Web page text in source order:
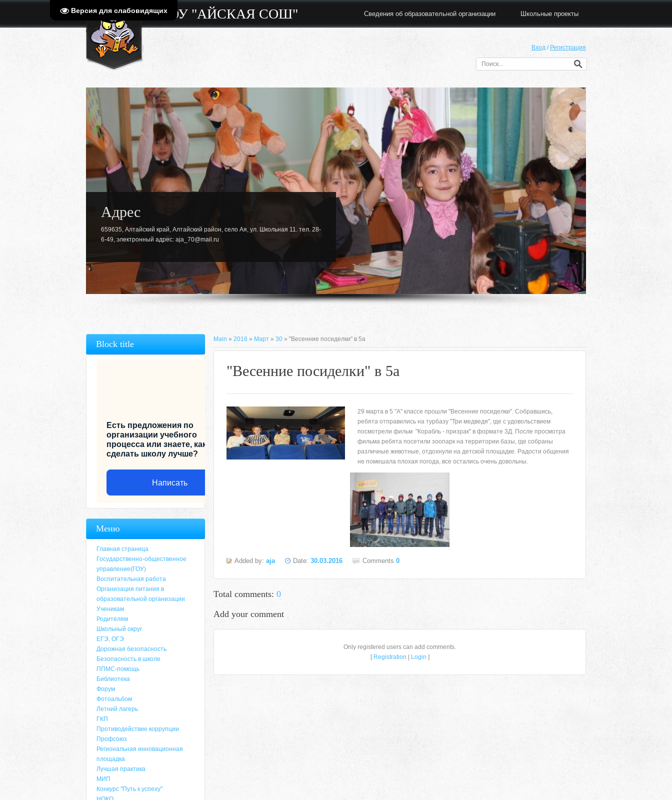
Версия для слабовидящихМБОУ "АЙСКАЯ СОШ" Сведения об образовательной организации Школьные проекты
Вход / Регистрация
Адрес
659635, Алтайский край, Алтайский район, село Ая, ул. Школьная 11. тел. 28-
6-49, электронный адрес: aja_70@mail.ru
Адрес
659635, Алтайский край, Алтайский район, село Ая, ул. Школьная 11. тел. 28-
6-49, электронный адрес: aja_70@mail.ru
Адрес
659635, Алтайский край, Алтайский район, село Ая, ул. Школьная 11. тел. 28-
6-49, электронный адрес: aja_70@mail.ru
Main » 2016 » Март » 30 » "Весенние посиделки" в 5а
"Весенние посиделки" в 5а
29 марта в 5 "А" классе прошли "Весенние посиделки". Собравшись,
ребята отправились на турбазу "Три медведя", где с удовольствием
посмотрели фильм "Корабль - призрак" в формате 3Д. После просмотра
фильма ребята посетили зоопарк на территории базы, где собраны
различные животные, отдохнули на детской площадке. Радости общения
не помешала плохая погода, все остались очень довольны.
Added by: aja Date: 30.03.2016 Comments 0
Total comments: 0
Add your comment
Only registered users can add comments.
[ Registration Login ]
Block title
Есть предложения по
организации учебного
процесса или знаете, как
сделать школу лучше?
Написать
Меню
Главная страница
Государственно-общественное
управление(ГОУ)
Воспитательная работа
Организация питания в
образовательной организации
Ученикам
Родителям
Школьный округ
ЕГЭ, ОГЭ
Дорожная безопасность
Безопасность в школе
ППМС-помощь
Библиотека
Форум
Фотоальбом
Летний лагерь
ГКП
Противодействие коррупции
Профсоюз
Региональная инновационная
площадка
Лучшая практика
МИП
Конкурс "Путь к успеху"